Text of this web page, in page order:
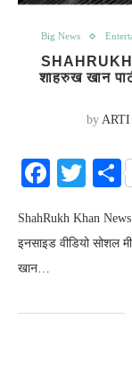
Big News
शाहरुख खान
by
ShahRukh Khan News
इनसाइड वीडियो सोशल
खान…